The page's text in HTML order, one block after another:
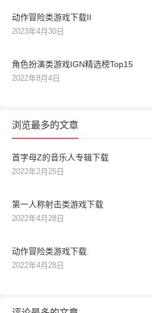
动作冒险类游戏下载II
2023年4月30日
角色扮演类游戏IGN精选榜Top15
2022年8月4日
浏览最多的文章
首字母Z的音乐人专辑下载
2022年2月25日
第一人称射击类游戏下载
2022年4月28日
动作冒险类游戏下载
2022年4月28日